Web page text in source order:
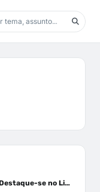
Autoridade Digital - Destaque-se no Linkedin